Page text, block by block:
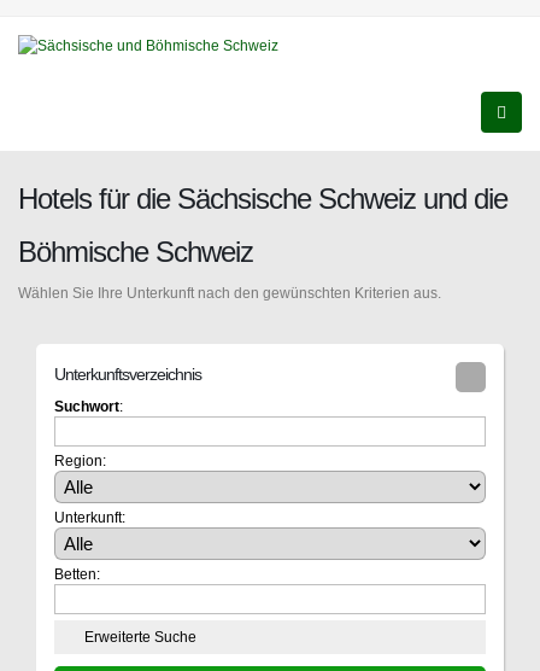
Hotels für die Sächsische Schweiz und die
Böhmische Schweiz
Wählen Sie Ihre Unterkunft nach den gewünschten Kriterien aus.
Unterkunftsverzeichnis
Suchwort:
Region:
Unterkunft:
Betten:
Erweiterte Suche